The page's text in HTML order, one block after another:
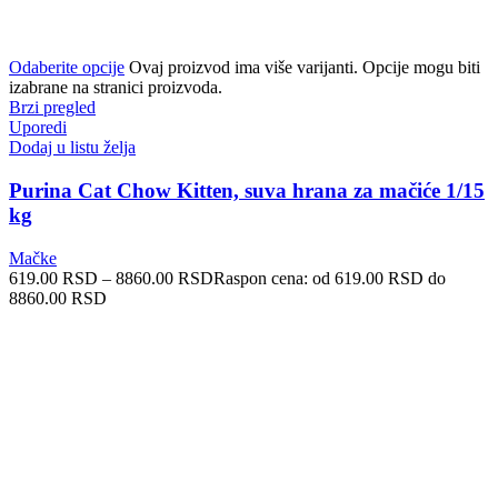
Odaberite opcije Ovaj proizvod ima više varijanti. Opcije mogu biti
izabrane na stranici proizvoda.
Brzi pregled
Uporedi
Dodaj u listu želja
Purina Cat Chow Kitten, suva hrana za mačiće 1/15
kg
Mačke
619.00 RSD – 8860.00 RSDRaspon cena: od 619.00 RSD do
8860.00 RSD